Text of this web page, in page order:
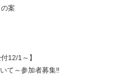
案
12/1～】
て～参加者募集‼